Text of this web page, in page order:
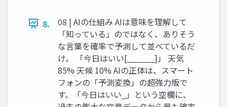
8.
08 | AIの仕組み AIは意味を理解して
「知っている」のではなく、ありそう
な言葉を確率で予測して並べているだ
け。 「今日はいい[______]」 天気
85% 天候 10% AIの正体は、スマート
フォンの「予測変換」の超強力版で
す。「今日はいい_」という空欄に、